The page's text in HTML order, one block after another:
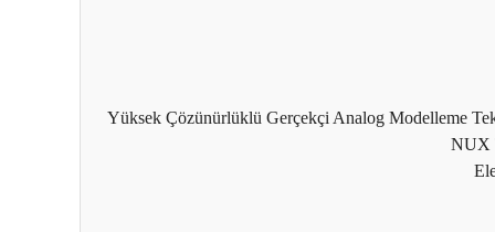
Yüksek Çözünürlüklü Gerçekçi Analog Modelleme
NUX